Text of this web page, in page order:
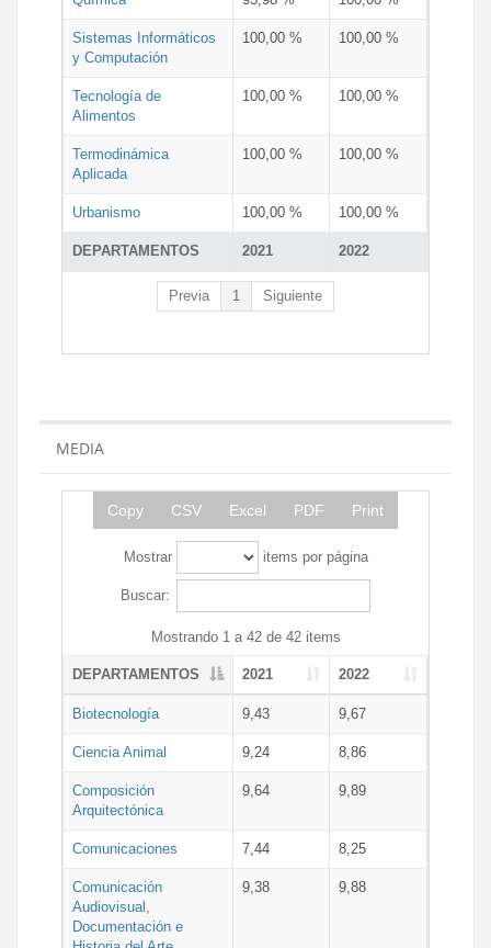
DEPARTAMENTOS 2021 2022
Sistemas Informáticos
y Computación
100,00 % 100,00 %
Tecnología de
Alimentos
100,00 % 100,00 %
Termodinámica
Aplicada
100,00 % 100,00 %
Urbanismo 100,00 % 100,00 %
Previa 1 Siguiente
MEDIA
Copy CSV Excel PDF Print
Mostrar items por página
Buscar:
Mostrando 1 a 42 de 42 items
DEPARTAMENTOS 2021 2022
Biotecnología 9,43 9,67
Ciencia Animal 9,24 8,86
Composición
Arquitectónica
9,64 9,89
Comunicaciones 7,44 8,25
Comunicación
Audiovisual,
Documentación e
9,38 9,88